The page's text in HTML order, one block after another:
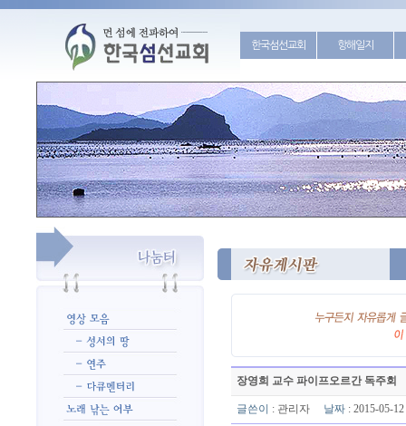
한국섬선교회 항해일지
장영희 교수 파이프오르간 독주회
글쓴이 : 관리자 날짜 : 2015-05-